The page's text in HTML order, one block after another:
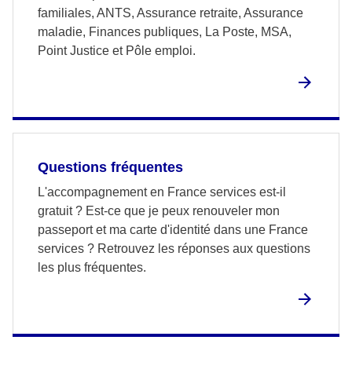
familiales, ANTS, Assurance retraite, Assurance
maladie, Finances publiques, La Poste, MSA,
Point Justice et Pôle emploi.
Questions fréquentes
L'accompagnement en France services est-il
gratuit ? Est-ce que je peux renouveler mon
passeport et ma carte d'identité dans une France
services ? Retrouvez les réponses aux questions
les plus fréquentes.